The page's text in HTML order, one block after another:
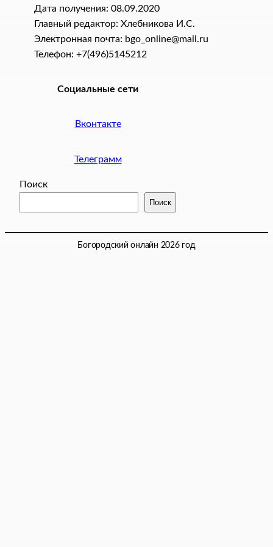
Дата получения: 08.09.2020
Главный редактор: Хлебникова И.C.
Электронная почта: bgo_online@mail.ru
Телефон: +7(496)5145212
Социальные сети
Вконтакте
Телеграмм
Поиск
Поиск
Богородский онлайн 2026 год